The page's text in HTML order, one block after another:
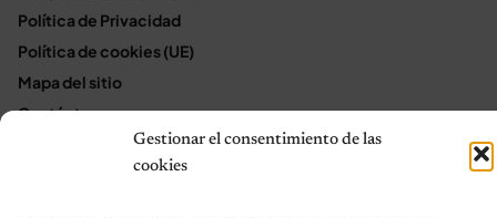
Gestionar el consentimiento de las
cookies
Política de Privacidad
Política de cookies (UE)
Mapa del sitio
Contáctanos
Terms and Conditions